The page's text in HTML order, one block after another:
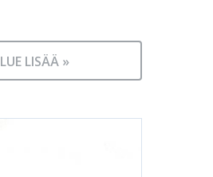
LUE LISÄÄ »